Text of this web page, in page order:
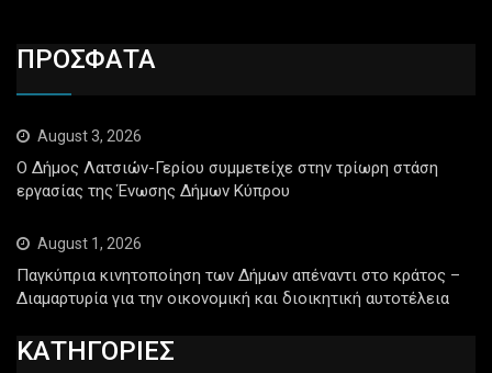
ΠΡΟΣΦΑΤΑ
August 3, 2026
Ο Δήμος Λατσιών-Γερίου συμμετείχε στην τρίωρη στάση
εργασίας της Ένωσης Δήμων Κύπρου
August 1, 2026
Παγκύπρια κινητοποίηση των Δήμων απέναντι στο κράτος –
Διαμαρτυρία για την οικονομική και διοικητική αυτοτέλεια
ΚΑΤΗΓΟΡΙΕΣ